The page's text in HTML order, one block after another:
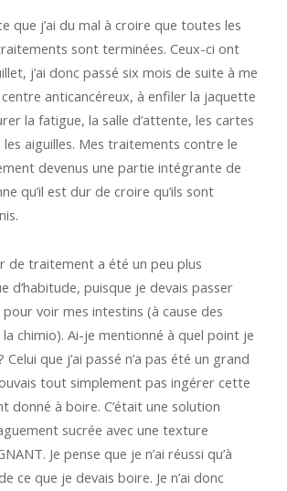
que j’ai du mal à croire que toutes les
sont terminées. Ceux-ci ont
j’ai donc passé six mois de suite à me
anticancéreux, à enfiler la jaquette
la fatigue, la salle d’attente, les cartes
aiguilles. Mes traitements contre le
devenus une partie intégrante de
qu’il est dur de croire qu’ils sont
de traitement a été un peu plus
d’habitude, puisque je devais passer
voir mes intestins (à cause des
chimio). Ai-je mentionné à quel point je
que j’ai passé n’a pas été un grand
tout simplement pas ingérer cette
donné à boire. C’était une solution
sucrée avec une texture
Je pense que je n’ai réussi qu’à
ce que je devais boire. Je n’ai donc